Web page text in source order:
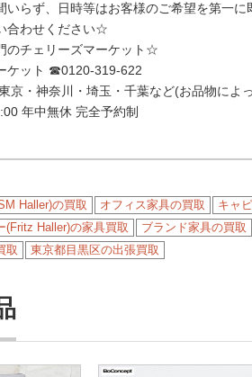
いらず、日時等はお客様のご希望を第一に
合わせください☆
のチェリーズマーケット☆
ケット ☎︎0120-319-622
京・神奈川・埼玉・千葉など(お品物によ
年中無休 完全予約制
Haller)の買取 オフィス家具の買取 キャ
(Fritz Haller)の家具買取
ブランド家具の買取
取
東京都目黒区の出張買取